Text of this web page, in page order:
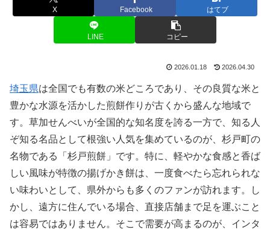
X Facebook はてブ
LINE コピー
2026.01.18 2026.04.30
埼玉県は全国でも有数の米どころであり、その良質な米と
豊かな水源を活かした煎餅作りが古くから盛んな地域で
す。草加せんべいが全国的な知名度を誇る一方で、知る人
ぞ知る名品として根強い人気を集めているのが、杉戸町の
名物である「杉戸煎餅」です。特に、軽やかな食感と香ば
しい風味が特徴の揚げかき餅は、一度食べたら忘れられな
い味わいとして、県外からも多くのファンが訪れます。し
かし、遠方に住んでいる場合、直接店舗まで足を運ぶこと
は容易ではありません。そこで需要が高まるのが、インタ